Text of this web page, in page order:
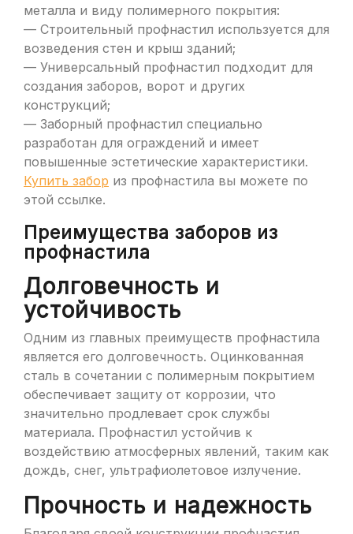
металла и виду полимерного покрытия:
— Строительный профнастил используется для
возведения стен и крыш зданий;
— Универсальный профнастил подходит для
создания заборов, ворот и других
конструкций;
— Заборный профнастил специально
разработан для ограждений и имеет
повышенные эстетические характеристики.
Купить забор из профнастила вы можете по
этой ссылке.
Преимущества заборов из
профнастила
Долговечность и
устойчивость
Одним из главных преимуществ профнастила
является его долговечность. Оцинкованная
сталь в сочетании с полимерным покрытием
обеспечивает защиту от коррозии, что
значительно продлевает срок службы
материала. Профнастил устойчив к
воздействию атмосферных явлений, таким как
дождь, снег, ультрафиолетовое излучение.
Прочность и надежность